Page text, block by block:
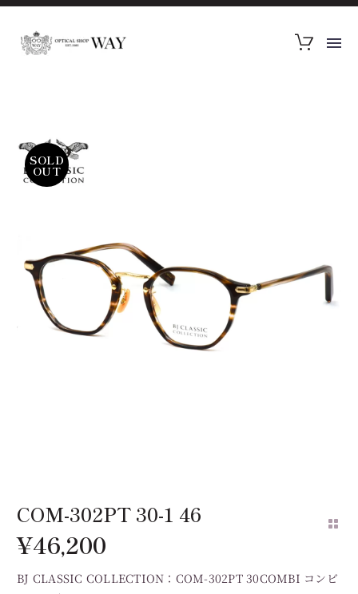
SOLD
OUT
COM-302PT 30-1 46
¥46,200
BJ CLASSIC COLLECTION：COM-302PT 30COMBI コンビ